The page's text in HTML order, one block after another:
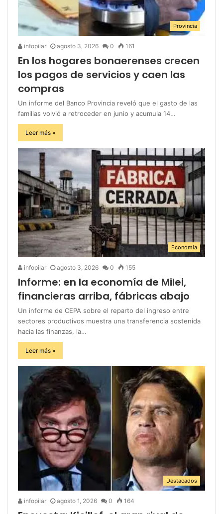
Provincia
infopilar agosto 3, 2026 0 161
En los hogares bonaerenses crecen
los pagos de servicios y caen las
compras
Un informe del Banco Provincia reveló que el gasto de las
familias volvió a retroceder en junio y acumula 14…
Leer más »
Economía
infopilar agosto 3, 2026 0 155
Informe: en la economía de Milei,
financieras arriba, fábricas abajo
Un informe de CEPA sobre el reparto del ingreso entre
sectores productivos muestra una transferencia sostenida
hacia las finanzas, la…
Leer más »
Destacados
infopilar agosto 1, 2026 0 164